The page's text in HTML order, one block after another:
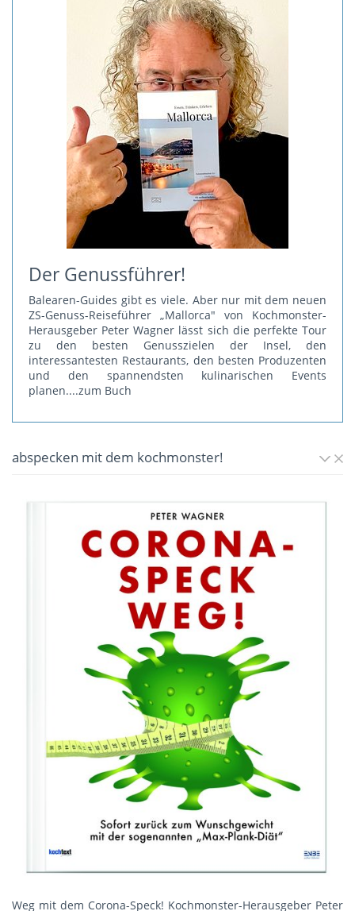
Der Genussführer!
Balearen-Guides gibt es viele. Aber nur mit dem neuen
ZS-Genuss-Reiseführer „Mallorca" von Kochmonster-
Herausgeber Peter Wagner lässt sich die perfekte Tour
zu den besten Genusszielen der Insel, den
interessantesten Restaurants, den besten Produzenten
und den spannendsten kulinarischen Events
planen....zum Buch
abspecken mit dem kochmonster!
Weg mit dem Corona-Speck! Kochmonster-Herausgeber Peter